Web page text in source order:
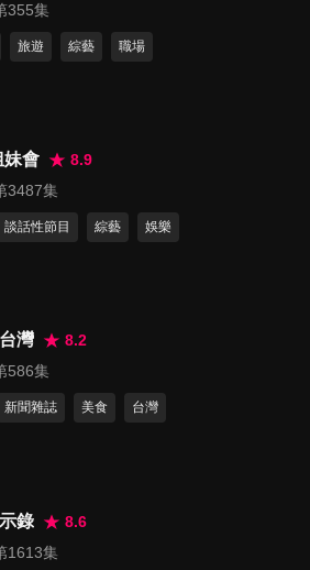
第44集 已婚單身誰才是人生勝
利組
47
分鐘
第46集 顧家男女智商換購賽
第47集 我是居家大師
47
第49集 駐顏有術的專家
355集
旅遊 綜藝 職場
妹會
8.9
3487集
談話性節目 綜藝 娛樂
灣
8.2
586集
新聞雜誌 美食 台灣
錄
8.6
1613集